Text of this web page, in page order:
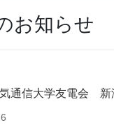
お知らせ
気通信大学友電会